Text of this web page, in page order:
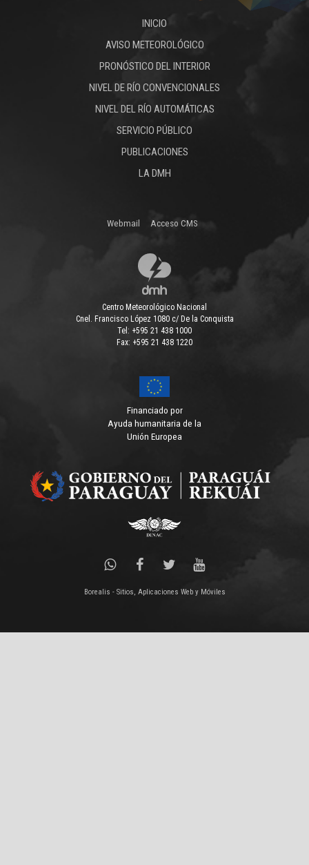
INICIO
AVISO METEOROLÓGICO
PRONÓSTICO DEL INTERIOR
NIVEL DE RÍO CONVENCIONALES
NIVEL DEL RÍO AUTOMÁTICAS
SERVICIO PÚBLICO
PUBLICACIONES
LA DMH
Webmail Acceso CMS
Centro Meteorológico Nacional
Cnel. Francisco López 1080 c/ De la Conquista
Tel: +595 21 438 1000
Fax: +595 21 438 1220
Financiado por
Ayuda humanitaria de la
Unión Europea
Borealis - Sitios, Aplicaciones Web y Móviles